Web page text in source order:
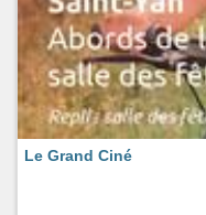
Le Grand Ciné